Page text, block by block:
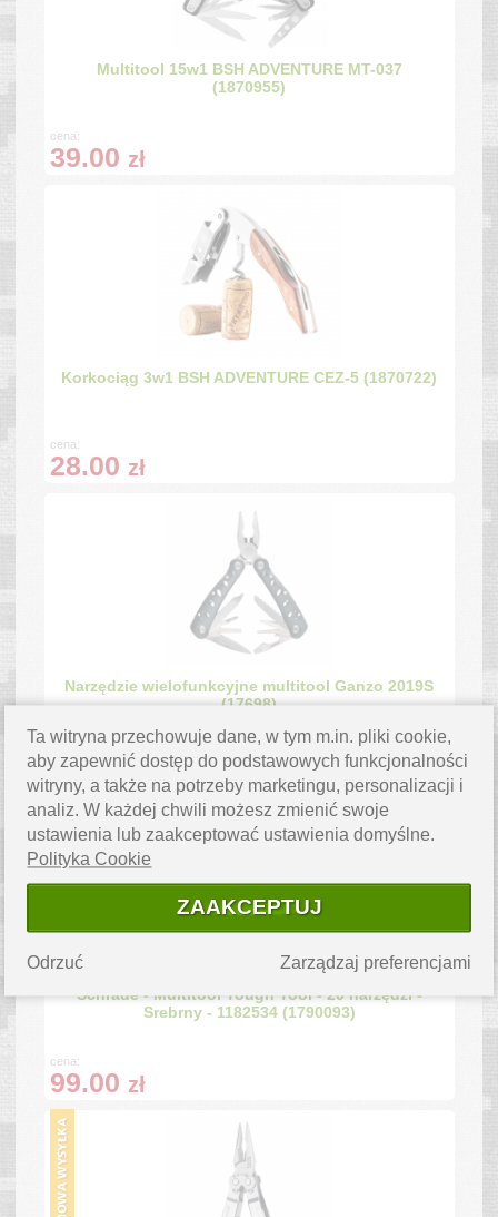
Multitool 15w1 BSH ADVENTURE MT-037
(1870955)
cena:
39.00 zł
Korkociąg 3w1 BSH ADVENTURE CEZ-5 (1870722)
cena:
28.00 zł
Narzędzie wielofunkcyjne multitool Ganzo 2019S
(17698)
41.90zł
Schrade - Multitool Tough Tool - 20 narzędzi -
Srebrny - 1182534 (1790093)
cena:
99.00 zł
Ta witryna przechowuje dane, w tym m.in. pliki cookie,
aby zapewnić dostęp do podstawowych funkcjonalności
witryny, a także na potrzeby marketingu, personalizacji i
analiz. W każdej chwili możesz zmienić swoje
ustawienia lub zaakceptować ustawienia domyślne.
Polityka Cookie
ZAAKCEPTUJ
Zarządzaj preferencjami
Odrzuć